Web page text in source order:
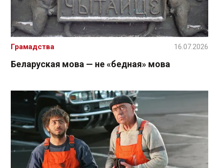
Беларуская мова — не «бедная» мова
Грамадства 16.07.2026